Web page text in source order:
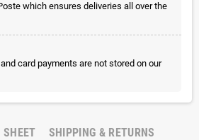
which ensures deliveries all over the
card payments are not stored on our
SHEET SHIPPING & RETURNS